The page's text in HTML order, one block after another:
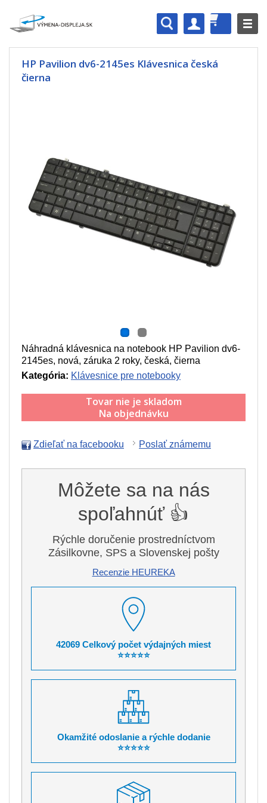
HP Pavilion dv6-2145es Klávesnica česká
čierna
Náhradná klávesnica na notebook HP Pavilion dv6-
2145es, nová, záruka 2 roky, česká, čierna
Kategória: Klávesnice pre notebooky
Tovar nie je skladom
Na objednávku
Zdieľať na facebooku Poslať známemu
Môžete sa na nás
spoľahnúť 👍
Rýchle doručenie prostredníctvom
Zásilkovne, SPS a Slovenskej pošty
Recenzie HEUREKA
42069 Celkový počet výdajných miest
⭐⭐⭐⭐⭐
Okamžité odoslanie a rýchle dodanie
⭐⭐⭐⭐⭐